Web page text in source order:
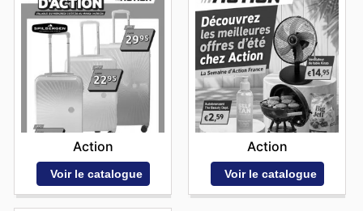
Action
Voir le catalogue
Action
Voir le catalogue